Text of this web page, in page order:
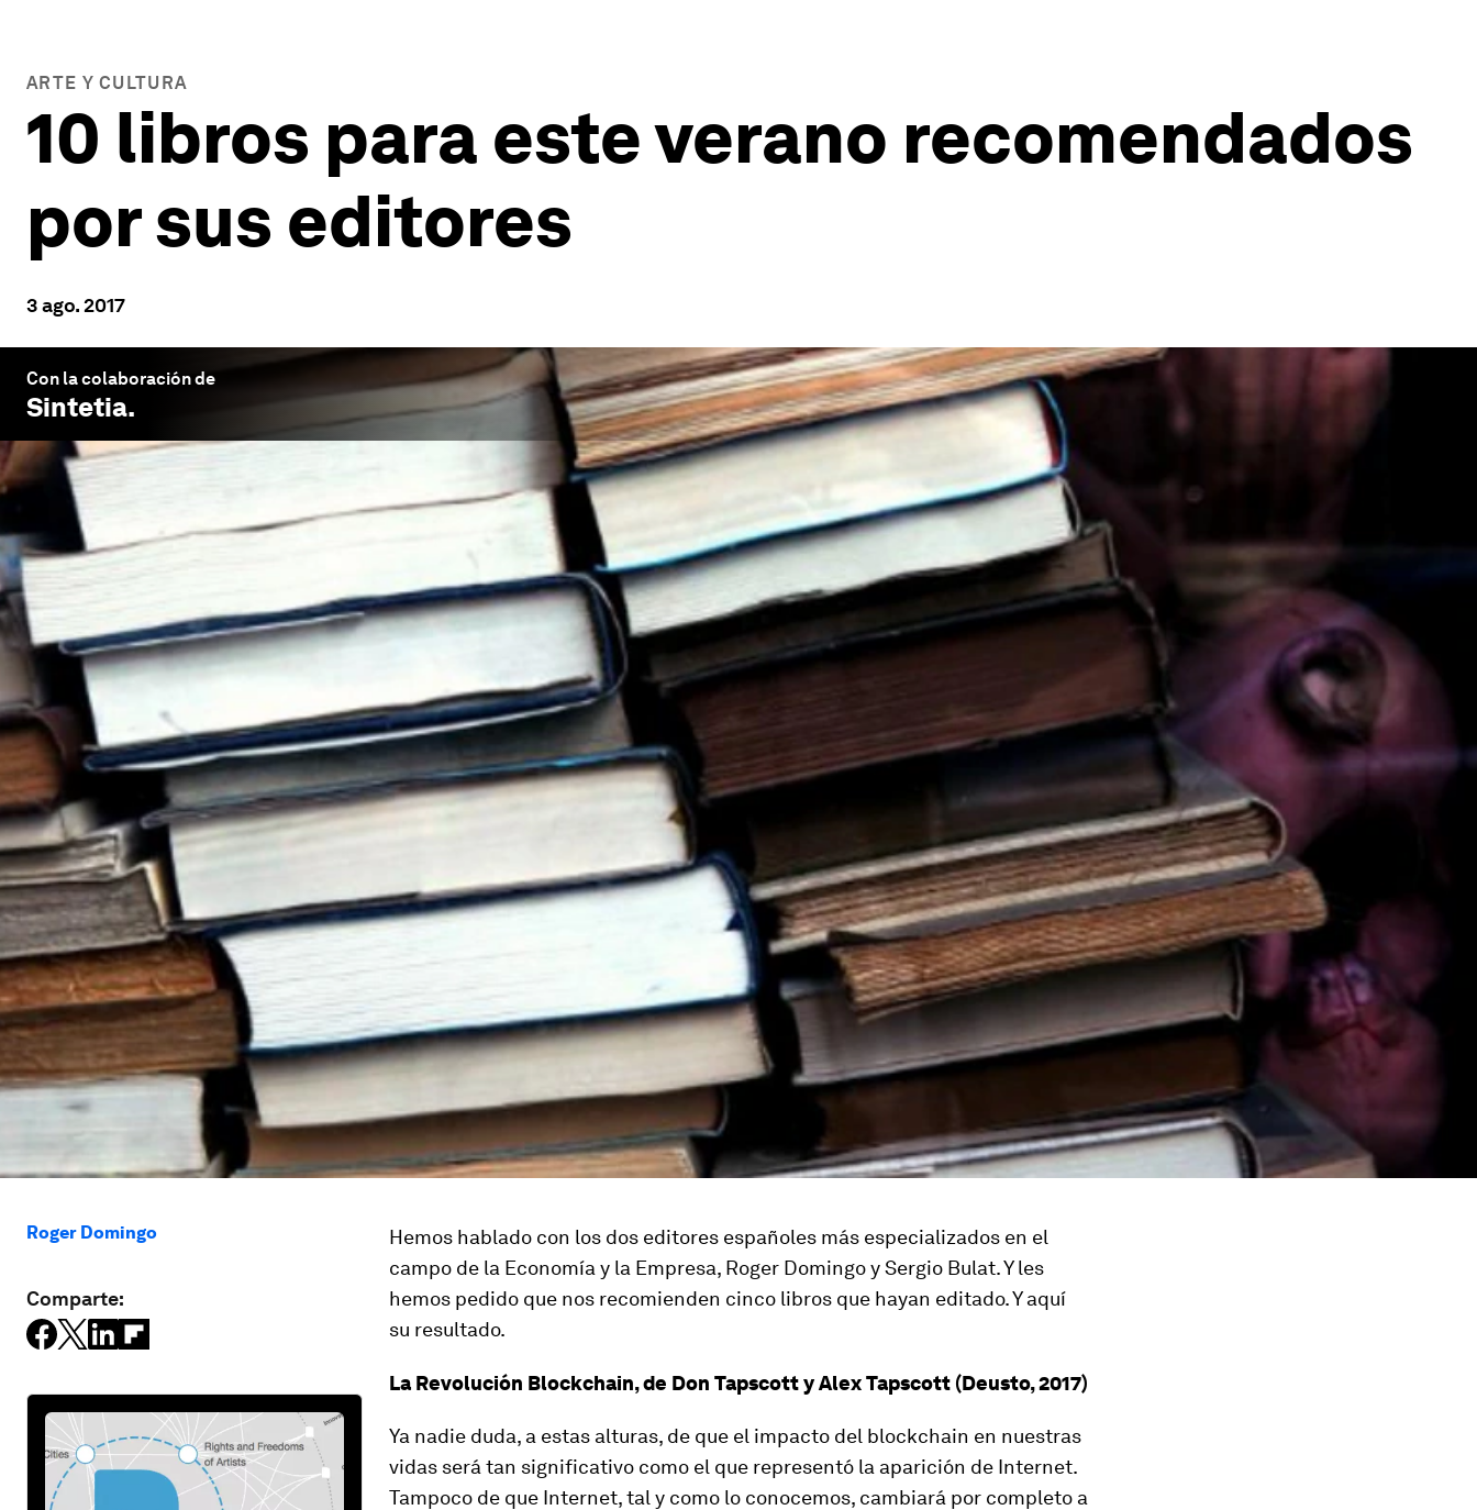
ARTE Y CULTURA
10 libros para este verano recomendados
por sus editores
3 ago. 2017
Con la colaboración de
Sintetia.
Roger Domingo
Comparte:
Hemos hablado con los dos editores españoles más especializados en el
campo de la Economía y la Empresa, Roger Domingo y Sergio Bulat. Y les
hemos pedido que nos recomienden cinco libros que hayan editado. Y aquí
su resultado.
La Revolución Blockchain, de Don Tapscott y Alex Tapscott (Deusto, 2017)
Ya nadie duda, a estas alturas, de que el impacto del blockchain en nuestras
vidas será tan significativo como el que representó la aparición de Internet.
Tampoco de que Internet, tal y como lo conocemos, cambiará por completo a